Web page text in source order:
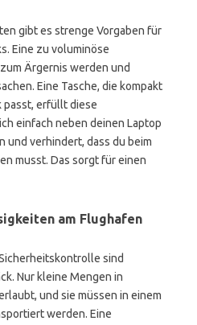
gibt es strenge Vorgaben für
Eine zu voluminöse
Ärgernis werden und
Eine Tasche, die kompakt
passt, erfüllt diese
einfach neben deinen Laptop
und verhindert, dass du beim
musst. Das sorgt für einen
am Flughafen
sind
Nur kleine Mengen in
und sie müssen in einem
werden. Eine